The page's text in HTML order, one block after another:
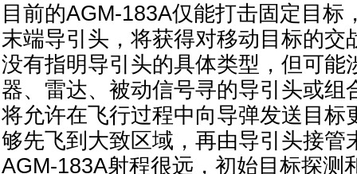
目前的AGM-183A仅能打击固定目标
末端导引头，将获得对移动目标的交
没有指明导引头的具体类型，但可能
器、雷达、被动信号寻的导引头或组
将允许在飞行过程中向导弹发送目标
够先飞到大致区域，再由导引头接管
AGM-183A射程很远，初始目标探测